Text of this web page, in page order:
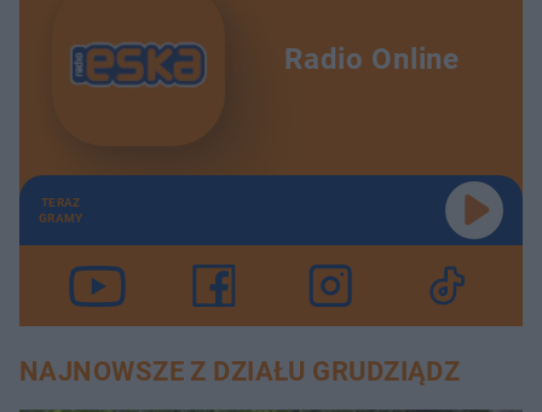
Radio Online
TERAZ
GRAMY
NAJNOWSZE Z DZIAŁU GRUDZIĄDZ